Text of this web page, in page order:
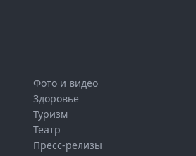
Фото и видео
Здоровье
Туризм
Театр
Пресс-релизы